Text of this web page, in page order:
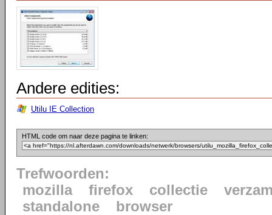
Andere edities:
Utilu IE Collection
HTML code om naar deze pagina te linken:
Trefwoorden:
mozilla
firefox collectie
standalone
browser